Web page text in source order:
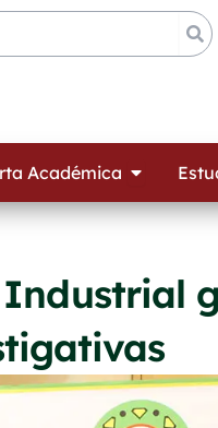
Académica Open